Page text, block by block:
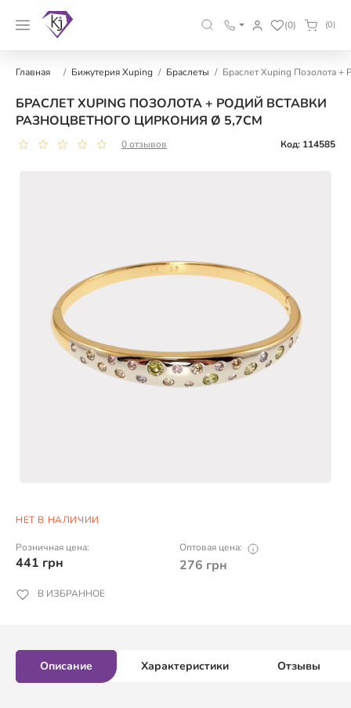
(0) (0)
Главная Бижутерия Xuping Браслеты Браслет Xuping Позолота +
БРАСЛЕТ XUPING ПОЗОЛОТА + РОДИЙ ВСТАВКИ
РАЗНОЦВЕТНОГО ЦИРКОНИЯ Ø 5,7СМ
0 отзывов Код: 114585
НЕТ В НАЛИЧИИ
Розничная цена:
441 грн
Оптовая цена:
276 грн
В ИЗБРАННОЕ
Описание Характеристики Отзывы